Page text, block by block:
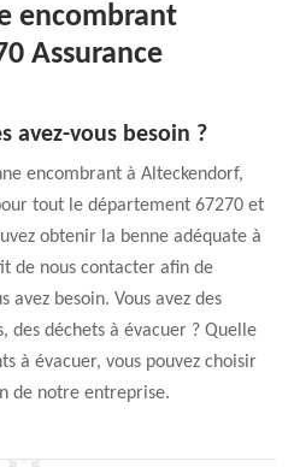
encombrant
Assurance
avez-vous besoin ?
encombrant à Alteckendorf,
tout le département 67270 et
obtenir la benne adéquate à
de nous contacter afin de
avez besoin. Vous avez des
des déchets à évacuer ? Quelle
à évacuer, vous pouvez choisir
de notre entreprise.